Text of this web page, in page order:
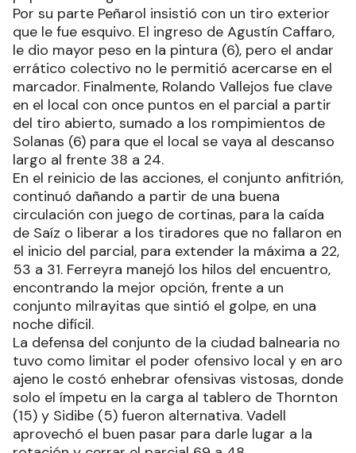
Por su parte Peñarol insistió con un tiro exterior
que le fue esquivo. El ingreso de Agustín Caffaro,
le dio mayor peso en la pintura (6), pero el andar
errático colectivo no le permitió acercarse en el
marcador. Finalmente, Rolando Vallejos fue clave
en el local con once puntos en el parcial a partir
del tiro abierto, sumado a los rompimientos de
Solanas (6) para que el local se vaya al descanso
largo al frente 38 a 24.
En el reinicio de las acciones, el conjunto anfitrión,
continuó dañando a partir de una buena
circulación con juego de cortinas, para la caída
de Saíz o liberar a los tiradores que no fallaron en
el inicio del parcial, para extender la máxima a 22,
53 a 31. Ferreyra manejó los hilos del encuentro,
encontrando la mejor opción, frente a un
conjunto milrayitas que sintió el golpe, en una
noche difícil.
La defensa del conjunto de la ciudad balnearia no
tuvo como limitar el poder ofensivo local y en aro
ajeno le costó enhebrar ofensivas vistosas, donde
solo el ímpetu en la carga al tablero de Thornton
(15) y Sidibe (5) fueron alternativa. Vadell
aprovechó el buen pasar para darle lugar a la